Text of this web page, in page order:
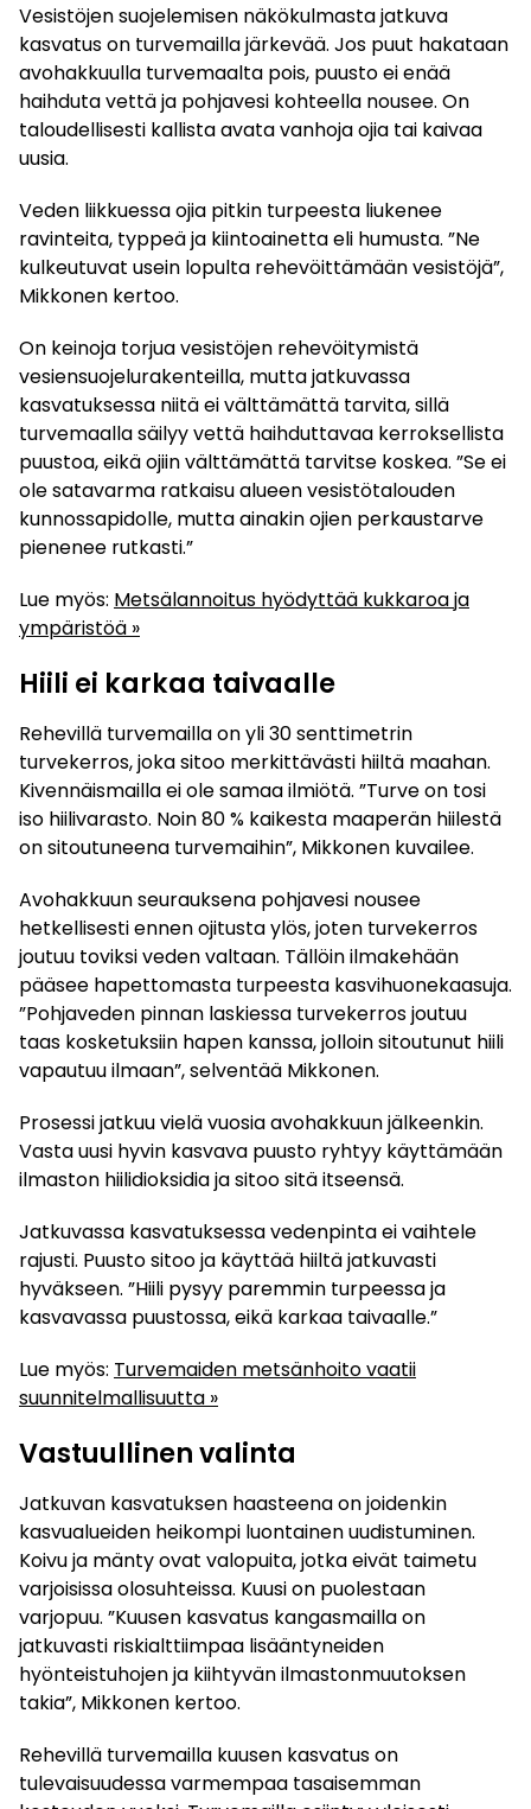
Vesistöjen suojelemisen näkökulmasta jatkuva
kasvatus on turvemailla järkevää. Jos puut hakataan
avohakkuulla turvemaalta pois, puusto ei enää
haihduta vettä ja pohjavesi kohteella nousee. On
taloudellisesti kallista avata vanhoja ojia tai kaivaa
uusia.
Veden liikkuessa ojia pitkin turpeesta liukenee
ravinteita, typpeä ja kiintoainetta eli humusta. ”Ne
kulkeutuvat usein lopulta rehevöittämään vesistöjä”,
Mikkonen kertoo.
On keinoja torjua vesistöjen rehevöitymistä
vesiensuojelurakenteilla, mutta jatkuvassa
kasvatuksessa niitä ei välttämättä tarvita, sillä
turvemaalla säilyy vettä haihduttavaa kerroksellista
puustoa, eikä ojiin välttämättä tarvitse koskea. ”Se ei
ole satavarma ratkaisu alueen vesistötalouden
kunnossapidolle, mutta ainakin ojien perkaustarve
pienenee rutkasti.”
Lue myös: Metsälannoitus hyödyttää kukkaroa ja
ympäristöä »
Hiili ei karkaa taivaalle
Rehevillä turvemailla on yli 30 senttimetrin
turvekerros, joka sitoo merkittävästi hiiltä maahan.
Kivennäismailla ei ole samaa ilmiötä. ”Turve on tosi
iso hiilivarasto. Noin 80 % kaikesta maaperän hiilestä
on sitoutuneena turvemaihin”, Mikkonen kuvailee.
Avohakkuun seurauksena pohjavesi nousee
hetkellisesti ennen ojitusta ylös, joten turvekerros
joutuu toviksi veden valtaan. Tällöin ilmakehään
pääsee hapettomasta turpeesta kasvihuonekaasuja.
”Pohjaveden pinnan laskiessa turvekerros joutuu
taas kosketuksiin hapen kanssa, jolloin sitoutunut hiili
vapautuu ilmaan”, selventää Mikkonen.
Prosessi jatkuu vielä vuosia avohakkuun jälkeenkin.
Vasta uusi hyvin kasvava puusto ryhtyy käyttämään
ilmaston hiilidioksidia ja sitoo sitä itseensä.
Jatkuvassa kasvatuksessa vedenpinta ei vaihtele
rajusti. Puusto sitoo ja käyttää hiiltä jatkuvasti
hyväkseen. ”Hiili pysyy paremmin turpeessa ja
kasvavassa puustossa, eikä karkaa taivaalle.”
Lue myös: Turvemaiden metsänhoito vaatii
suunnitelmallisuutta »
Vastuullinen valinta
Jatkuvan kasvatuksen haasteena on joidenkin
kasvualueiden heikompi luontainen uudistuminen.
Koivu ja mänty ovat valopuita, jotka eivät taimetu
varjoisissa olosuhteissa. Kuusi on puolestaan
varjopuu. ”Kuusen kasvatus kangasmailla on
jatkuvasti riskialttiimpaa lisääntyneiden
hyönteistuhojen ja kiihtyvän ilmastonmuutoksen
takia”, Mikkonen kertoo.
Rehevillä turvemailla kuusen kasvatus on
tulevaisuudessa varmempaa tasaisemman